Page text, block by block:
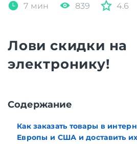
7 мин 839 4.6
Лови скидки на
электронику!
Содержание
Как заказать товары в
Европы и США и доставить их